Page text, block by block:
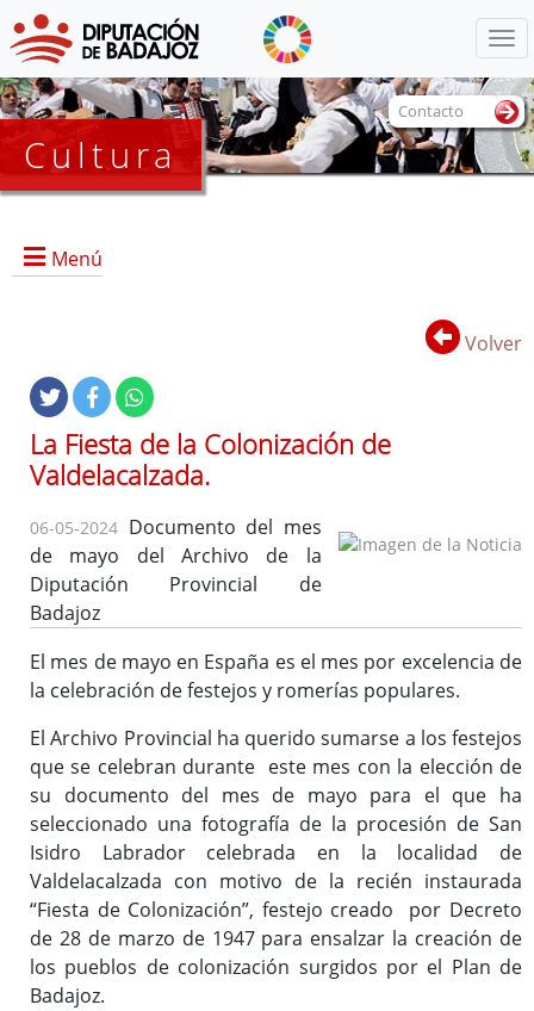
Cultura
Menú
Portada
Dirección, contacto, horario, funciones, local e instalaciones,
Historia del Archivo
Reglamento y Procedimientos
Recursos
Enlaces de interés
Asistencia Técnica a Archivos Municipales
Documento del Mes
Exposiciones
Formación y colaboración con la Facultad de Ciencias de la
Documentación y la Comunicación de la Uex
Visitas en grupo
Otras Actividades
Volver
La Fiesta de la Colonización de
Valdelacalzada.
06-05-2024 Documento del mes
de mayo del Archivo de la
Diputación Provincial de
Badajoz
El mes de mayo en España es el mes por excelencia de
la celebración de festejos y romerías populares.
El Archivo Provincial ha querido sumarse a los festejos
que se celebran durante este mes con la elección de
su documento del mes de mayo para el que ha
seleccionado una fotografía de la procesión de San
Isidro Labrador celebrada en la localidad de
Valdelacalzada con motivo de la recién instaurada
“Fiesta de Colonización”, festejo creado por Decreto
de 28 de marzo de 1947 para ensalzar la creación de
los pueblos de colonización surgidos por el Plan de
Badajoz.
Contacto